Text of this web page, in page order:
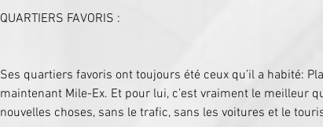
QUARTIERS FAVORIS :
Ses quartiers favoris ont toujours été ceux qu’il a habité:
maintenant Mile-Ex. Et pour lui, c’est vraiment le meilleur
nouvelles choses, sans le trafic, sans les voitures et le